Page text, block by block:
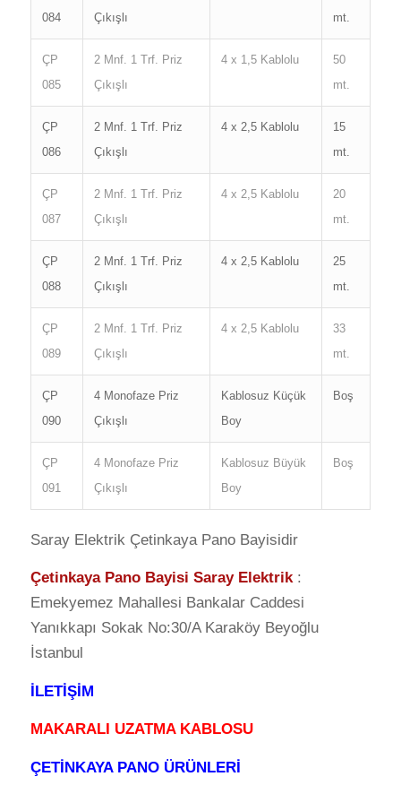
084
Çıkışlı
mt.
ÇP
085
2 Mnf. 1 Trf. Priz
Çıkışlı
4 x 1,5 Kablolu
50
mt.
ÇP
086
2 Mnf. 1 Trf. Priz
Çıkışlı
4 x 2,5 Kablolu
15
mt.
ÇP
087
2 Mnf. 1 Trf. Priz
Çıkışlı
4 x 2,5 Kablolu
20
mt.
ÇP
088
2 Mnf. 1 Trf. Priz
Çıkışlı
4 x 2,5 Kablolu
25
mt.
ÇP
089
2 Mnf. 1 Trf. Priz
Çıkışlı
4 x 2,5 Kablolu
33
mt.
ÇP
090
4 Monofaze Priz
Çıkışlı
Kablosuz Küçük
Boy
Boş
ÇP
091
4 Monofaze Priz
Çıkışlı
Kablosuz Büyük
Boy
Boş
Saray Elektrik Çetinkaya Pano Bayisidir
Çetinkaya Pano Bayisi Saray Elektrik:
Emekyemez Mahallesi Bankalar Caddesi
Yanıkkapı Sokak No:30/A Karaköy Beyoğlu
İstanbul
İLETİŞİM
MAKARALI UZATMA KABLOSU
ÇETİNKAYA PANO ÜRÜNLERİ